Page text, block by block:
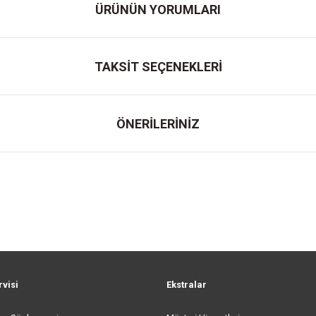
ÜRÜNÜN YORUMLARI
TAKSİT SEÇENEKLERİ
ÖNERİLERİNİZ
Ekstralar